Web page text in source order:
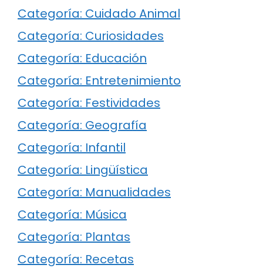
Categoría: Cuidado Animal
Categoría: Curiosidades
Categoría: Educación
Categoría: Entretenimiento
Categoría: Festividades
Categoría: Geografía
Categoría: Infantil
Categoría: Lingüística
Categoría: Manualidades
Categoría: Música
Categoría: Plantas
Categoría: Recetas